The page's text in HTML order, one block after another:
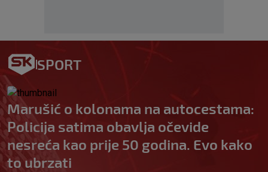
SPORT
Marušić o kolonama na autocestama:
Policija satima obavlja očevide
nesreća kao prije 50 godina. Evo kako
to ubrzati